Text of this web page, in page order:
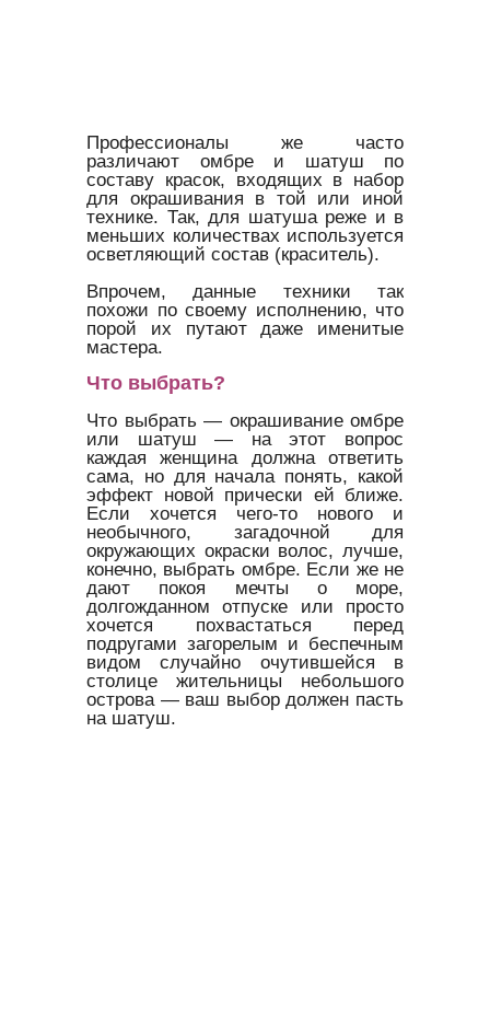
Профессионалы же часто
различают омбре и шатуш по
составу красок, входящих в набор
для окрашивания в той или иной
технике. Так, для шатуша реже и в
меньших количествах используется
осветляющий состав (краситель).
Впрочем, данные техники так
похожи по своему исполнению, что
порой их путают даже именитые
мастера.
Что выбрать?
Что выбрать — окрашивание омбре
или шатуш — на этот вопрос
каждая женщина должна ответить
сама, но для начала понять, какой
эффект новой прически ей ближе.
Если хочется чего-то нового и
необычного, загадочной для
окружающих окраски волос, лучше,
конечно, выбрать омбре. Если же не
дают покоя мечты о море,
долгожданном отпуске или просто
хочется похвастаться перед
подругами загорелым и беспечным
видом случайно очутившейся в
столице жительницы небольшого
острова — ваш выбор должен пасть
на шатуш.